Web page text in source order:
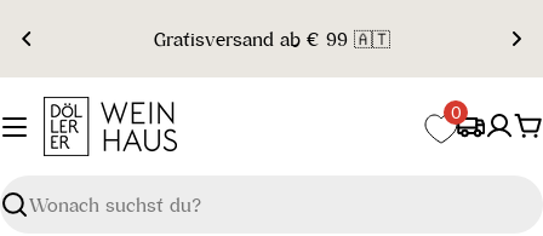
Inhalt
springen
Gratisversand ab € 99 🇦🇹
Suchen
0